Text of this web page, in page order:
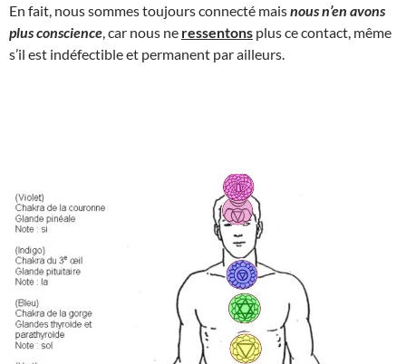
En fait, nous sommes toujours connecté maisnous n’en avons
plus conscience , car nous ne ressentons plus ce contact, même
s’il est indéfectible et permanent par ailleurs.